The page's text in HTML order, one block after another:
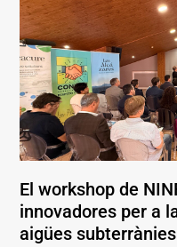
El workshop de
innovadores per a
aigües